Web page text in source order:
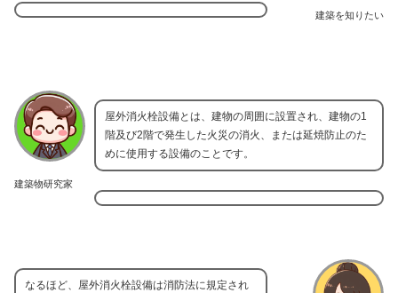
建築を知りたい
建築物研究家
屋外消火栓設備とは、建物の周囲に設置され、建物の1
階及び2階で発生した火災の消火、または延焼防止のた
めに使用する設備のことです。
なるほど、屋外消火栓設備は消防法に規定され